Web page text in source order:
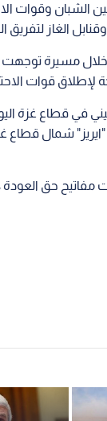
الشبان وقوات
الغاز لتفريق
خلال مسيرة
لإطلاق قوات
"ايريز" شمال
حق العودة